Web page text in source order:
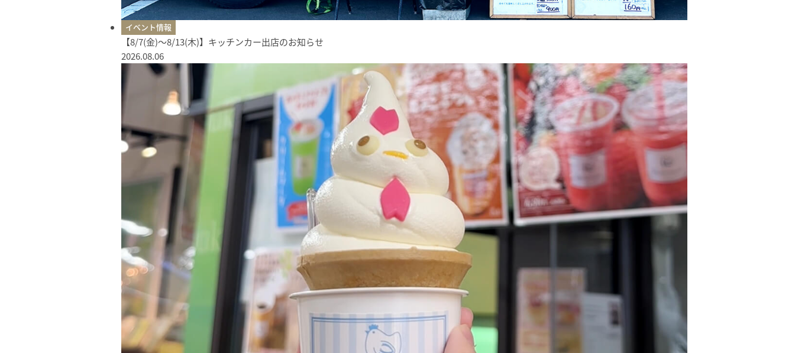
イベント情報
【8/7(金)〜8/13(木)】キッチンカー出店のお知らせ
2026.08.06